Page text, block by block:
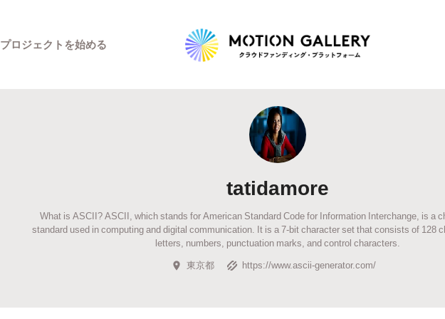
Highlight
新着プロジェクト
Feature
カテゴリーから探す タグから探す キュレーターから探す 特集から探す
Legendary
プロジェクトを始める
tatidamore
What is ASCII? ASCII, which stands for American Standard Code for Information Interchange, is a
standard used in computing and digital communication. It is a 7-bit character set that consists of 128
letters, numbers, punctuation marks, and control characters.
東京都
https://www.ascii-generator.com/